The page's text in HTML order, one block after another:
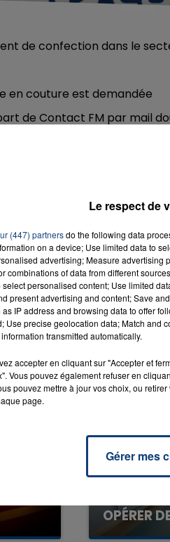
LA
de confection dans le
en couture est demandée
de Contact FM par mail
JAY Z & ALICIA
KEYS
avoir
OPÉRER
La famille
Le respect de
(447) partnersdo the following data
on a device; Use limited data to
advertising; Measure advertising
combinations of data from different
select personalised content; Use limited
present advertising and content; Save
as IP address and browsing data to offer
Use precise geolocation data; Match and
transmitted automatically.
accepter en cliquant sur "Accepter et
Vous pouvez également refuser en
pouvez mettre à jour vos choix, ou
page.
Gérer mes